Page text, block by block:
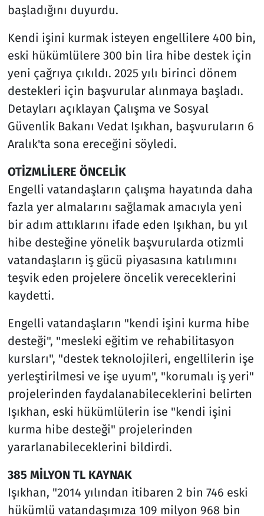
başladığını duyurdu.
Kendi işini kurmak isteyen engellilere 400 bin,
eski hükümlülere 300 bin lira hibe destek için
yeni çağrıya çıkıldı. 2025 yılı birinci dönem
destekleri için başvurular alınmaya başladı.
Detayları açıklayan Çalışma ve Sosyal
Güvenlik Bakanı Vedat Işıkhan, başvuruların 6
Aralık'ta sona ereceğini söyledi.
OTİZMLİLERE ÖNCELİK
Engelli vatandaşların çalışma hayatında daha
fazla yer almalarını sağlamak amacıyla yeni
bir adım attıklarını ifade eden Işıkhan, bu yıl
hibe desteğine yönelik başvurularda otizmli
vatandaşların iş gücü piyasasına katılımını
teşvik eden projelere öncelik vereceklerini
kaydetti.
Engelli vatandaşların "kendi işini kurma hibe
desteği", "mesleki eğitim ve rehabilitasyon
kursları", "destek teknolojileri, engellilerin işe
yerleştirilmesi ve işe uyum", "korumalı iş yeri"
projelerinden faydalanabileceklerini belirten
Işıkhan, eski hükümlülerin ise "kendi işini
kurma hibe desteği" projelerinden
yararlanabileceklerini bildirdi.
385 MİLYON TL KAYNAK
Işıkhan, "2014 yılından itibaren 2 bin 746 eski
hükümlü vatandaşımıza 109 milyon 968 bin